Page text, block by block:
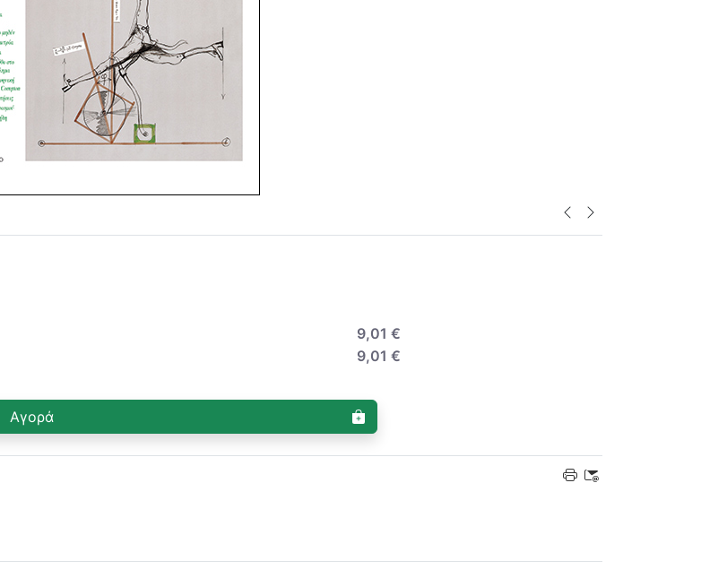
9,01 €
9,01 €
Αγορά